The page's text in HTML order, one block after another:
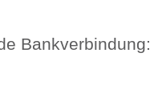
Bankverbindung: